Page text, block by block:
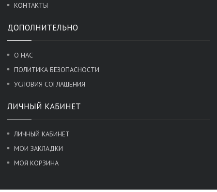
КОНТАКТЫ
ДОПОЛНИТЕЛЬНО
О НАС
ПОЛИТИКА БЕЗОПАСНОСТИ
УСЛОВИЯ СОГЛАШЕНИЯ
ЛИЧНЫЙ КАБИНЕТ
ЛИЧНЫЙ КАБИНЕТ
МОИ ЗАКЛАДКИ
МОЯ КОРЗИНА